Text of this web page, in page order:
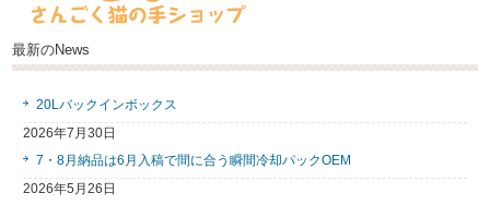
最新のNews
20Lバックインボックス
2026年7月30日
7・8月納品は6月入稿で間に合う瞬間冷却パックOEM
2026年5月26日